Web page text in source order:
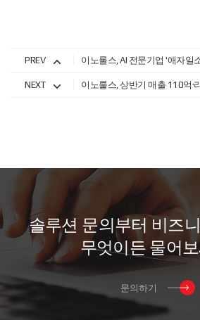
PREV
NEXT 이노룰스, 상반기 매출 110억·
솔루션 문의부터 비즈니
무엇이든물어 보
문의하기